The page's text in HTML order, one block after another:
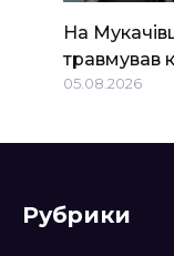
На
травмував
05.08.2026
Рубрики